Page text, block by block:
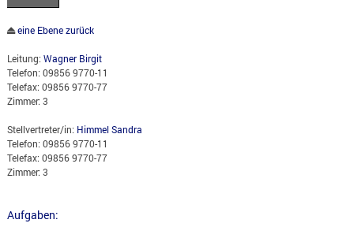
eine Ebene zurück
Leitung: Wagner Birgit
Telefon: 09856 9770-11
Telefax: 09856 9770-77
Zimmer: 3
Stellvertreter/in: Himmel Sandra
Telefon: 09856 9770-11
Telefax: 09856 9770-77
Zimmer: 3
Aufgaben: